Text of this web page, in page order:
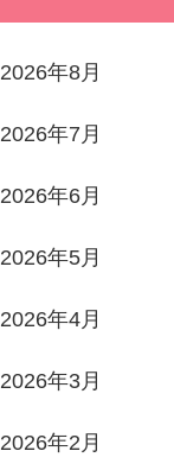
2026年8月
2026年7月
2026年6月
2026年5月
2026年4月
2026年3月
2026年2月